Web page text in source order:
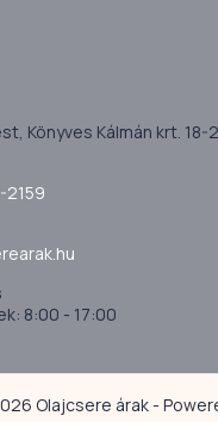
Könyves Kálmán krt. 18-
2159
8:00 - 17:00
Olajcsere árak -